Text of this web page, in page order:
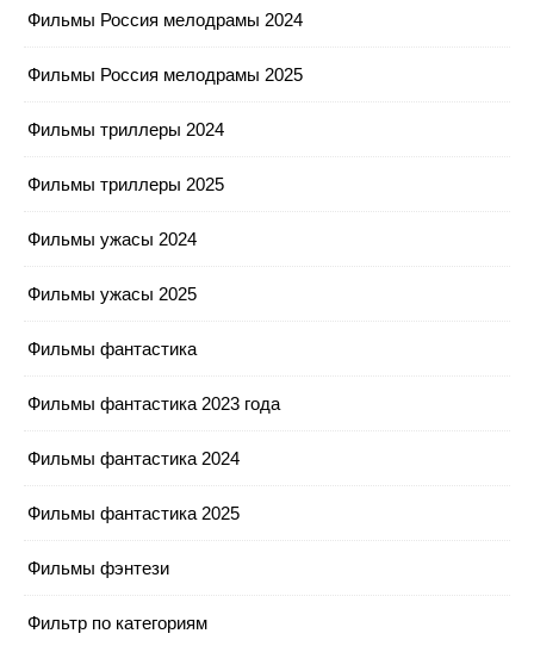
Фильмы Россия мелодрамы 2024
Фильмы Россия мелодрамы 2025
Фильмы триллеры 2024
Фильмы триллеры 2025
Фильмы ужасы 2024
Фильмы ужасы 2025
Фильмы фантастика
Фильмы фантастика 2023 года
Фильмы фантастика 2024
Фильмы фантастика 2025
Фильмы фэнтези
Фильтр по категориям